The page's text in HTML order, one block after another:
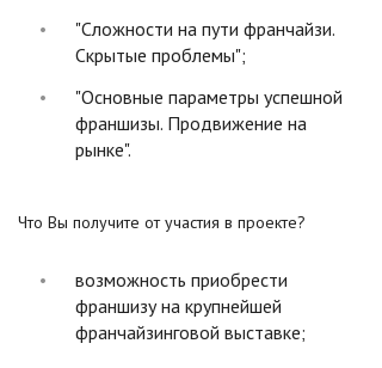
"Сложности на пути франчайзи.
Скрытые проблемы";
"Основные параметры успешной
франшизы. Продвижение на
рынке".
Что Вы получите от участия в проекте?
возможность приобрести
франшизу на крупнейшей
франчайзинговой выставке;